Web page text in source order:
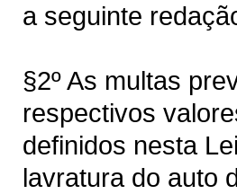
a seguinte
§2º As multas
respectivos
definidos nesta
lavratura do auto